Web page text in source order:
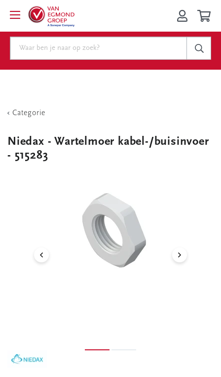
Categorie
Niedax - Wartelmoer kabel-/buisinvoer
- 515283